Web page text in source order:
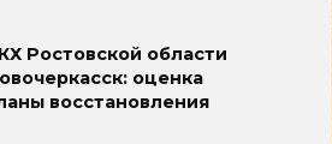
Ростовской области
оценка
восстановления